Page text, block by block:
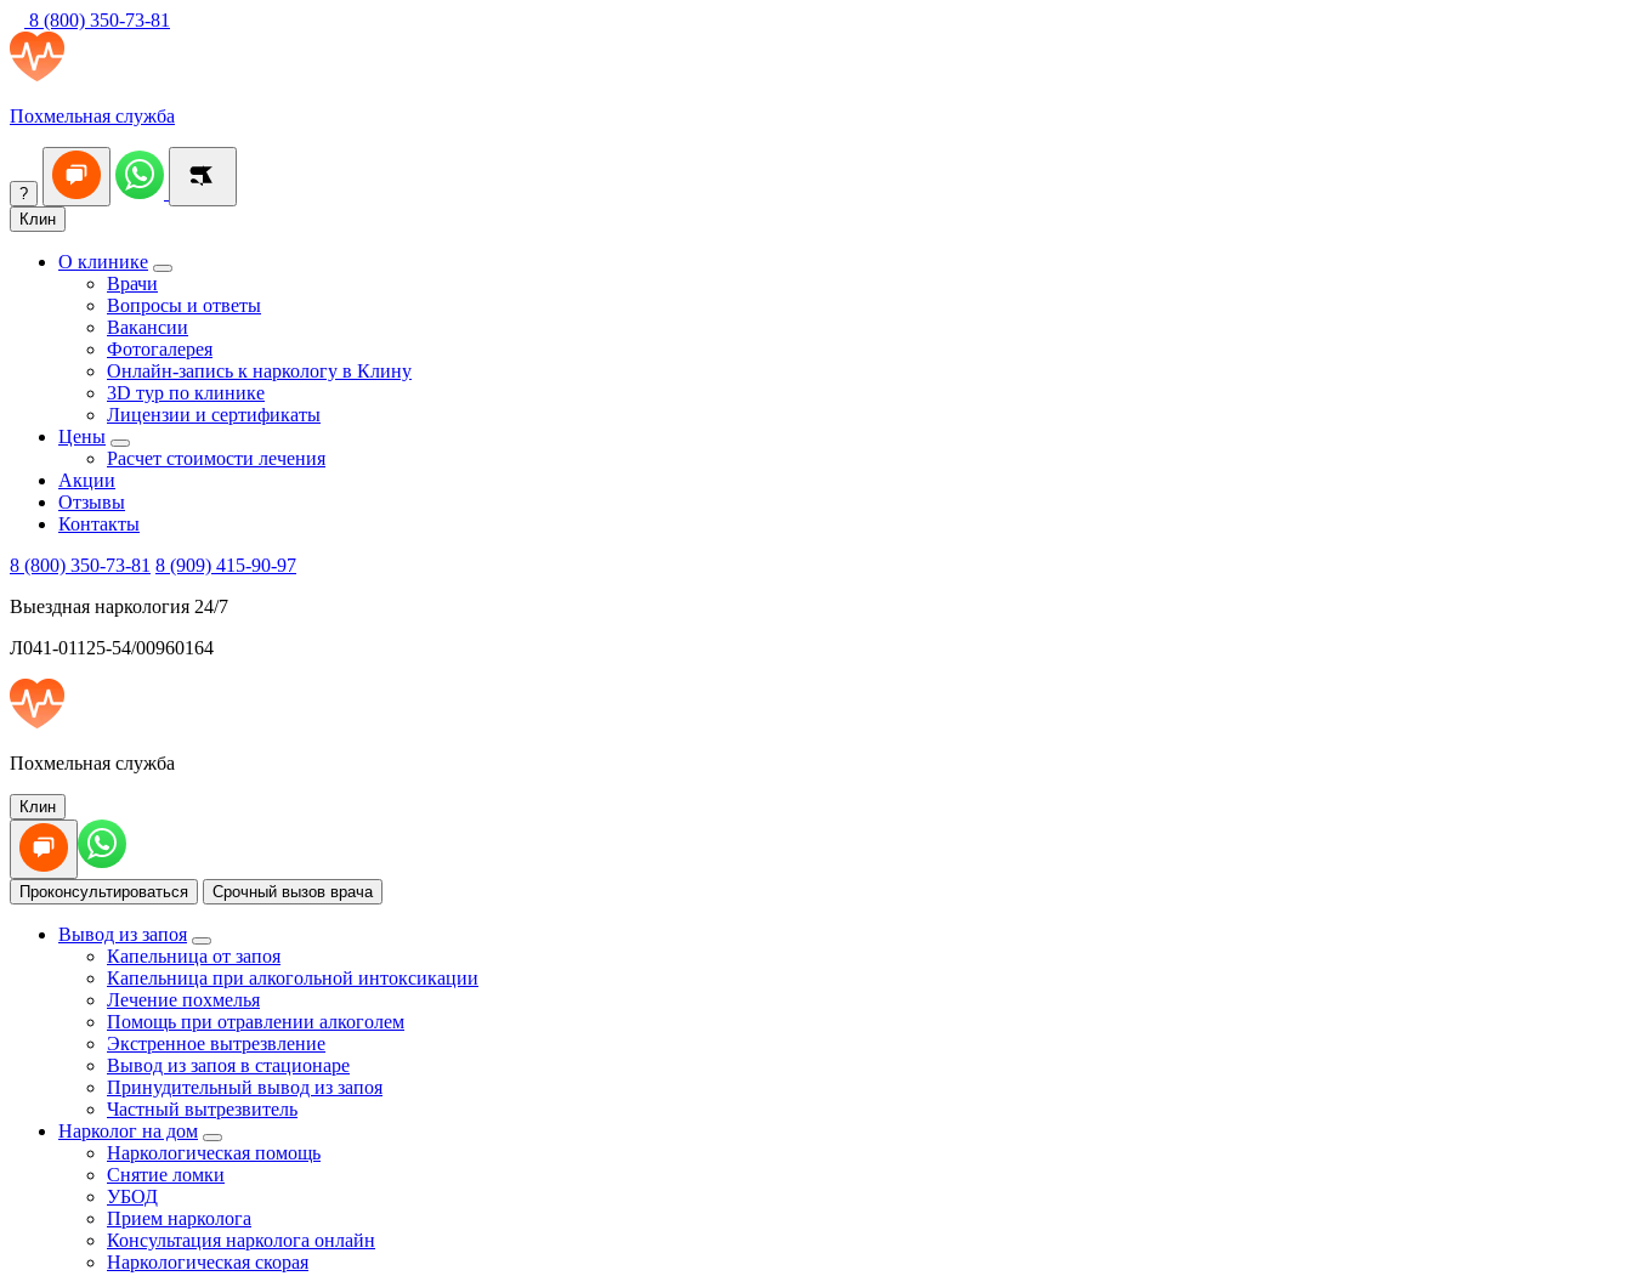
8 (800) 350-73-81
Похмельная служба
?
Клин
О клинике
Врачи
Вопросы и ответы
Вакансии
Фотогалерея
Онлайн-запись к наркологу в Клину
3D тур по клинике
Лицензии и сертификаты
Цены
Расчет стоимости лечения
Акции
Отзывы
Контакты
8 (800) 350-73-81 8 (909) 415-90-97
Выездная наркология 24/7
Л041-01125-54/00960164
Похмельная служба
Клин
Проконсультироваться Срочный вызов врача
Вывод из запоя
Капельница от запоя
Капельница при алкогольной интоксикации
Лечение похмелья
Помощь при отравлении алкоголем
Экстренное вытрезвление
Вывод из запоя в стационаре
Принудительный вывод из запоя
Частный вытрезвитель
Нарколог на дом
Наркологическая помощь
Снятие ломки
УБОД
Прием нарколога
Консультация нарколога онлайн
Наркологическая скорая